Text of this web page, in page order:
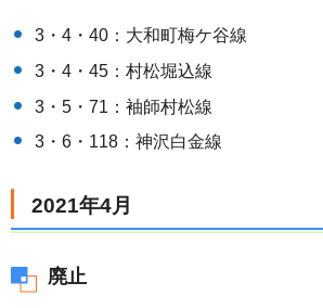
3・4・40：大和町梅ケ谷線
3・4・45：村松堀込線
3・5・71：袖師村松線
3・6・118：神沢白金線
2021年4月
廃止